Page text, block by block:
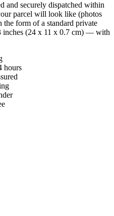
and securely dispatched within
parcel will look like (photos
the form of a standard private
(24 x 11 x 0.7 cm) — with
hours